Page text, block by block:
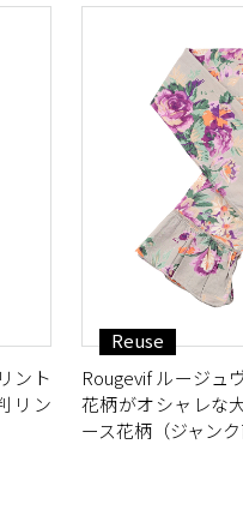
ント
リン
Reuse
Rougevif ルージュ
花柄がオシャレな
ース花柄（ジャンク